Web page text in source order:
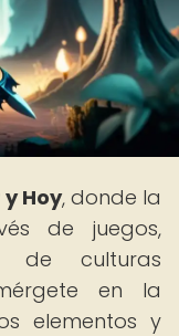
Hoy, donde la
de juegos,
de culturas
en la
elementos y